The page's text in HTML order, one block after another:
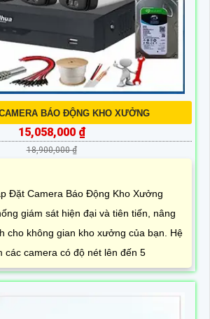
BÁO ĐỘNG KHO XƯỞNG
15,058,000 ₫
18,900,000 ₫
Đặt Camera Báo Động Kho Xưởng
giám sát hiện đại và tiên tiến, nâng
cho không gian kho xưởng của bạn. Hệ
các camera có độ nét lên đến 5